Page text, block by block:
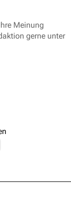
Meinung
gerne unter